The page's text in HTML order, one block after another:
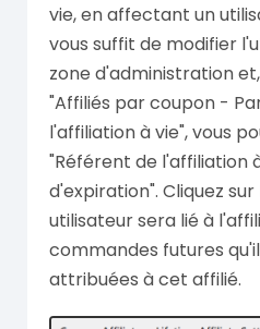
vie, en affectant un
vous suffit de modifier
zone d'administration
"Affiliés par coupon -
l'affiliation à vie", vous
"Référent de l'affiliation
d'expiration". Cliquez
utilisateur sera lié à
commandes futures
attribuées à cet affilié.